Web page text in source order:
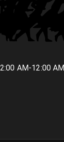
AM-12:00 AM